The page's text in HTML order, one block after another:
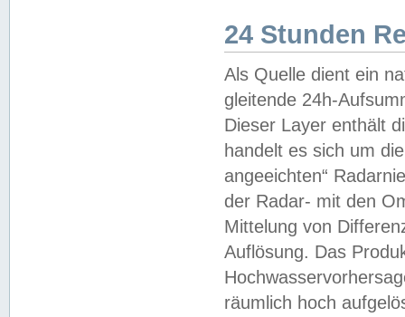
24 Stunden
Als Quelle dient ein
gleitende 24h-
Dieser Layer enthält
handelt es sich um
angeeichten“
der Radar- mit den
Mittelung von
Auflösung. Das
räumlich hoch